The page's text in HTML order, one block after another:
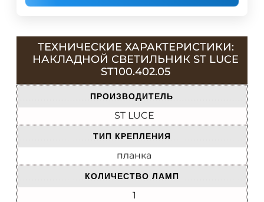
ТЕХНИЧЕСКИЕ ХАРАКТЕРИСТИКИ:
НАКЛАДНОЙ СВЕТИЛЬНИК ST LUCE
ST100.402.05
ПРОИЗВОДИТЕЛЬ
ST LUCE
ТИП КРЕПЛЕНИЯ
планка
КОЛИЧЕСТВО ЛАМП
1